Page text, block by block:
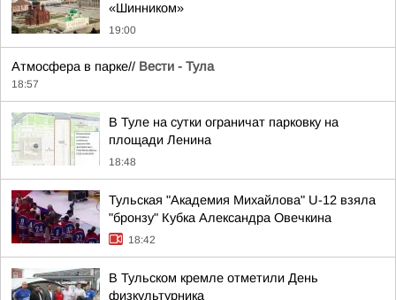
«Шинником»
19:00
Атмосфера в парке// Вести - Тула
18:57
В Туле на сутки ограничат парковку на
площади Ленина
18:48
Тульская "Академия Михайлова" U-12 взяла
"бронзу" Кубка Александра Овечкина
18:42
В Тульском кремле отметили День
физкультурника